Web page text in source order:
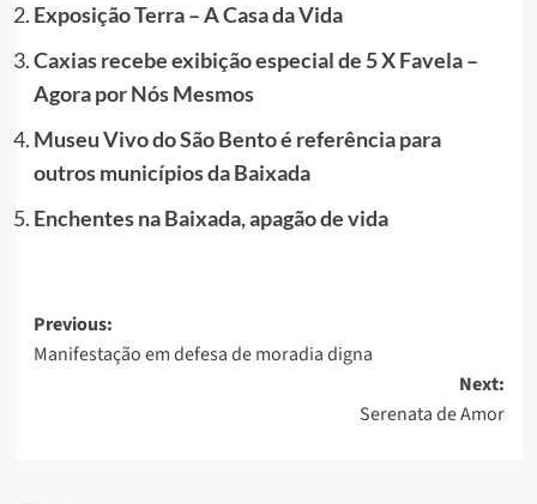
Exposição Terra – A Casa da Vida
Caxias recebe exibição especial de 5 X Favela –
Agora por Nós Mesmos
Museu Vivo do São Bento é referência para
outros municípios da Baixada
Enchentes na Baixada, apagão de vida
Post
navigation
Previous:
Manifestação em defesa de moradia digna
Next:
Serenata de Amor